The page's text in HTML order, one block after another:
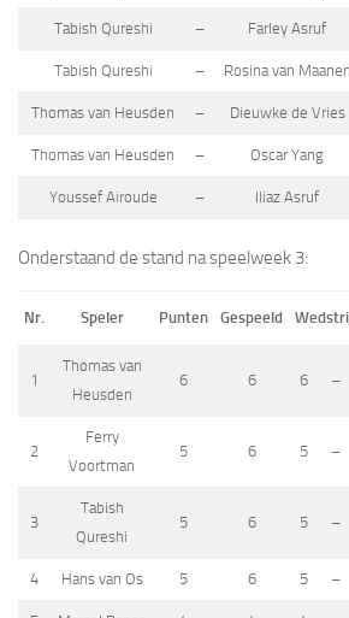
Tabish Qureshi – Farley Asruf
Tabish Qureshi – Rosina van Maanen
Thomas van Heusden – Dieuwke de Vries
Thomas van Heusden – Oscar Yang
Youssef Airoude – Iliaz Asruf
Onderstaand de stand na speelweek 3:
Nr. Speler Punten Gespeeld
1
Thomas van
Heusden
6 6 6 –
2
Ferry
Voortman
5 6 5 –
3
Tabish
Qureshi
5 6 5 –
4 Hans van Os 5 6 5 –